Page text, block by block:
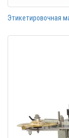
Этикетировочная